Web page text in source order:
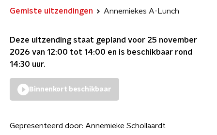
Gemiste uitzendingen Annemiekes A-Lunch
Deze uitzending staat gepland voor 25 november
2026 van 12:00 tot 14:00 en is beschikbaar rond
14:30 uur.
Binnenkort beschikbaar
Gepresenteerd door: Annemieke Schollaardt